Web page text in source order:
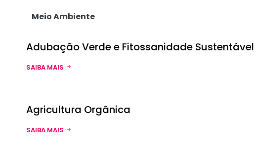
Meio Ambiente
Adubação Verde e Fitossanidade Sustentável
SAIBA MAIS
Agricultura Orgânica
SAIBA MAIS